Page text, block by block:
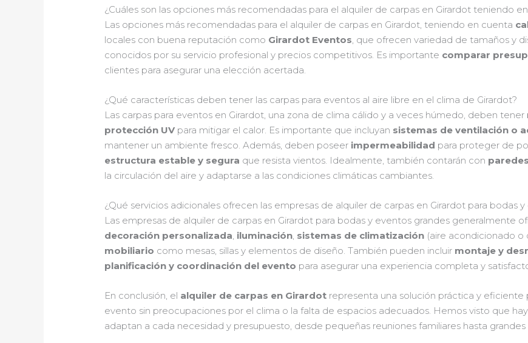
¿Cuáles son las opciones más recomendadas para el alquiler de carpas en Girardot teniendo
Las opciones más recomendadas para el alquiler de carpas en Girardot, teniendo en cuenta
locales con buena reputación como Girardot Eventos, que ofrecen variedad de tamaños y
conocidos por su servicio profesional y precios competitivos. Es importante comparar
clientes para asegurar una elección acertada.
¿Qué características deben tener las carpas para eventos al aire libre en el clima de Girardot?
Las carpas para eventos en Girardot, una zona de clima cálido y a veces húmedo, deben tener
protección UV para mitigar el calor. Es importante que incluyan sistemas de ventilación o
mantener un ambiente fresco. Además, deben poseer impermeabilidad para proteger de
estructura estable y segura que resista vientos. Idealmente, también contarán con
la circulación del aire y adaptarse a las condiciones climáticas cambiantes.
¿Qué servicios adicionales ofrecen las empresas de alquiler de carpas en Girardot para bodas
Las empresas de alquiler de carpas en Girardot para bodas y eventos grandes generalmente
decoración personalizada, iluminación, sistemas de climatización (aire acondicionado o
mobiliario como mesas, sillas y elementos de diseño. También pueden incluir montaje y
planificación y coordinación del evento para asegurar una experiencia completa y
En conclusión, el alquiler de carpas en Girardot representa una solución práctica y eficiente
evento sin preocupaciones por el clima o la falta de espacios adecuados. Hemos visto que
adaptan a cada necesidad y presupuesto, desde pequeñas reuniones familiares hasta